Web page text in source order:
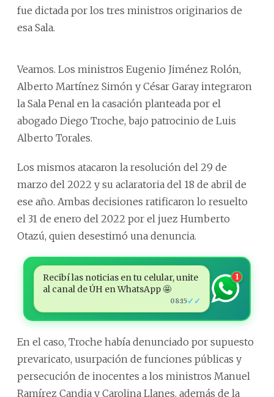
fue dictada por los tres ministros originarios de
esa Sala.
Veamos. Los ministros Eugenio Jiménez Rolón,
Alberto Martínez Simón y César Garay integraron
la Sala Penal en la casación planteada por el
abogado Diego Troche, bajo patrocinio de Luis
Alberto Torales.
Los mismos atacaron la resolución del 29 de
marzo del 2022 y su aclaratoria del 18 de abril de
ese año. Ambas decisiones ratificaron lo resuelto
el 31 de enero del 2022 por el juez Humberto
Otazú, quien desestimó una denuncia.
Recibí las noticias en tu celular, unite
al canal de ÚH en WhatsApp 🤩
08:15✓✓
1
En el caso, Troche había denunciado por supuesto
prevaricato, usurpación de funciones públicas y
persecución de inocentes a los ministros Manuel
Ramírez Candia y Carolina Llanes, además de la